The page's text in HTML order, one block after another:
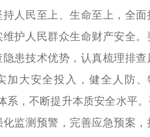
人民至上、生命至上，全
维护人民群众生命财产安全
患技术优势，认真梳理排
加大安全投入，健全人防
系，不断提升本质安全水平
监测预警，完善应急预案